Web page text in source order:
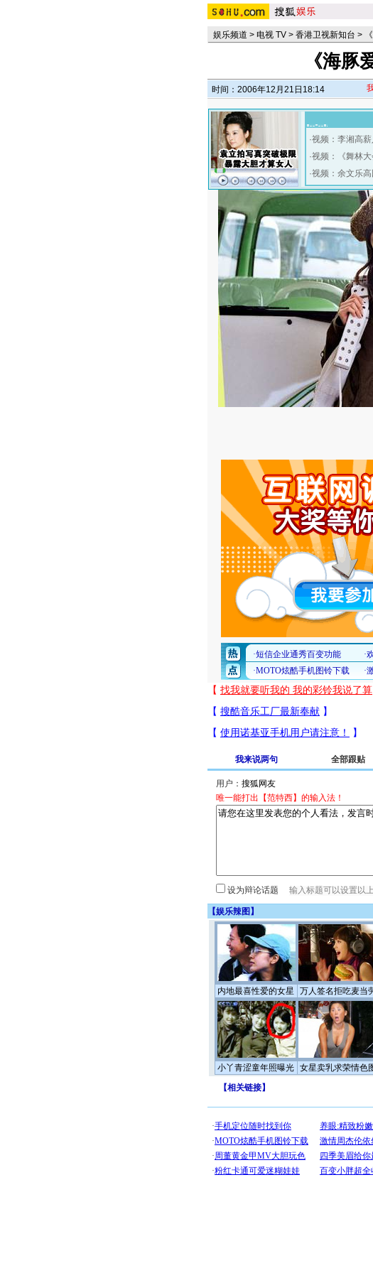
娱乐频道 > 电视 TV > 香港卫视新知台 >
《海豚
时间：2006年12月21日18:14
·视频：李湘高
·视频：《舞林
·视频：余文乐
我来说两句 全部跟贴
用户：
唯一能打出【范特西】的输入法！
设为辩论话题
【娱乐辣图 】
内地最喜性爱的女星 万人签名拒吃麦当
小丫青涩童年照曝光 女星卖乳求荣情色
【相关链接】